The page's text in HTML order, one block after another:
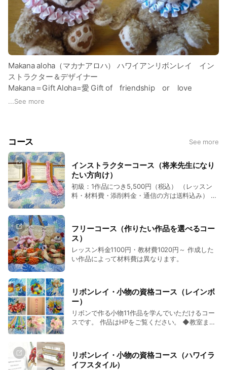
Makana aloha（マカナアロハ） ハワイアンリボンレイ イン
ストラクター＆デザイナー
Makana＝Gift Aloha=愛 Gift of friendship or love
友情または愛の贈り物 愛や友情をいっぱい与えられる場所に
2013年 4月 モアナコア 公認インストラクター認定
モアナコア ディプロマ・サティフィケート 取得
リボンレイ創始者 ウイ、キャロル・ミト公認インストラクタ
ー認定
2015年 10月 リボンアクセサリー【レインボー】スキルイ
ンストラクター認定
2016年 2月 アトリエリボン【プチリボンクチュールコー
ス】ディプロマ 取得
2016年 3月 モアナコア発行 シルバーランクサティフィケ
ート取得
2016年 9月 モアナコア発行 ゴールドランクサティフィケ
ート取得
...See more
コース See more
インストラクターコース（将来先生になり
たい方向け）
初級：1作品につき5,500円（税込） （レッスン
料・材料費・添削料金・通信の方は送料込み） 初
書） 発行（マカナアロハより発行手数料3,000
円） 更に、インストラクターとして活動したい方
はモアナコアへサティフィケートの申請が必要
（別途20万円） 通信講座も行っております。
フリーコース（作りたい作品を選べるコー
ス）
レッスン料金1100円・教材費1020円～ 作成した
い作品によって材料費は異なります。
リボンレイ・小物の資格コース（レインボ
ー）
リボンで作る小物11作品を学んでいただけるコー
スです。 作品はHPをご覧ください。 ◆教室また
込み）
リボンレイ・小物の資格コース（ハワイラ
イフスタイル）